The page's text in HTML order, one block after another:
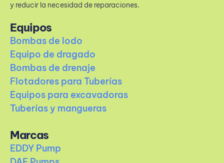
y reducir la necesidad de reparaciones.
Equipos
Bombas de lodo
Equipo de dragado
Bombas de drenaje
Flotadores para Tuberías
Equipos para excavadoras
Tuberías y mangueras
Marcas
EDDY Pump